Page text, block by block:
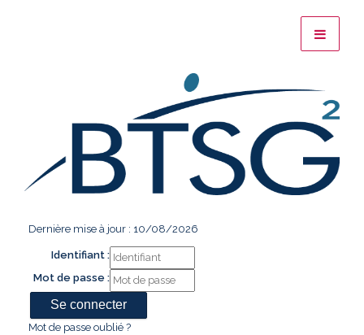
Dernière mise à jour : 10/08/2026
Identifiant :
Mot de passe :
Mot de passe oublié ?